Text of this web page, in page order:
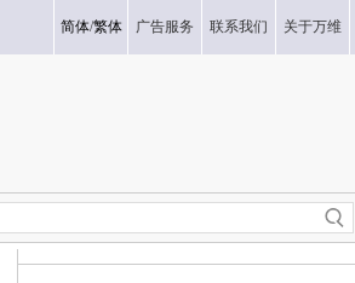
简体/繁体 广告服务 联系我们 关于万维